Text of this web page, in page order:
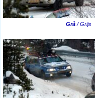
Grå/ Grijs